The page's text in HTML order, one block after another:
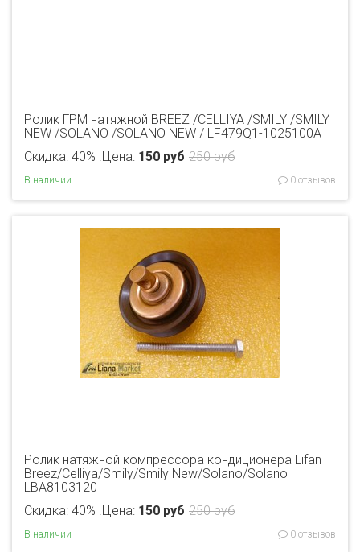
Ролик ГРМ натяжной BREEZ /CELLIYA /SMILY /SMILY
NEW /SOLANO /SOLANO NEW / LF479Q1-1025100A
250 руб
Цена: 150 руб
Скидка: 40% .
В наличии 0 отзывов
Ролик натяжной компрессора кондиционера Lifan
Breez/Celliya/Smily/Smily New/Solano/Solano
LBA8103120
250 руб
Цена: 150 руб
Скидка: 40% .
В наличии 0 отзывов